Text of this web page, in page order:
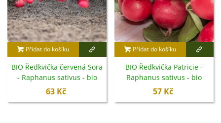
Přidat do košíku
BIO Ředkvička červená Sora
- Raphanus sativus - bio
semena - 40 ks
63 Kč
Přidat do košíku
BIO Ředkvička Patricie -
Raphanus sativus - bio
semena - 25 ks
57 Kč